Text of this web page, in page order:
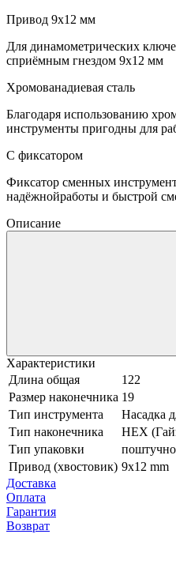
Привод 9x12 мм
Для динамометрических
сприёмным гнездом 9x12 мм
Хромованадиевая сталь
Благодаря использованию
инструменты пригодны для
С фиксатором
Фиксатор сменных
надёжнойработы и быстрой
Описание
Характеристики
Длина общая
122
Размер наконечника 19
Тип инструмента
Насадка
Тип наконечника
HEX
Тип упаковки
поштучно
Привод (хвостовик) 9x12 mm
Доставка
Оплата
Гарантия
Возврат